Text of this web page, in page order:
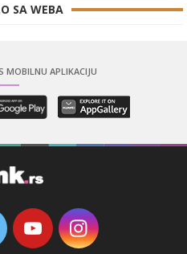
SA WEBA
MOBILNU APLIKACIJU